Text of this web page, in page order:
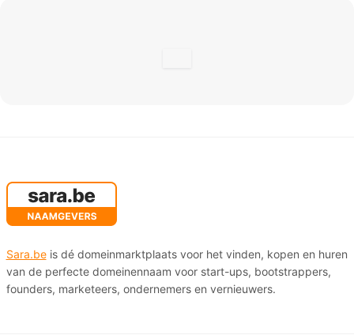
Sara.beis dé domeinmarktplaats voor het vinden, kopen en huren
van de perfecte domeinennaam voor start-ups, bootstrappers,
founders, marketeers, ondernemers en vernieuwers.